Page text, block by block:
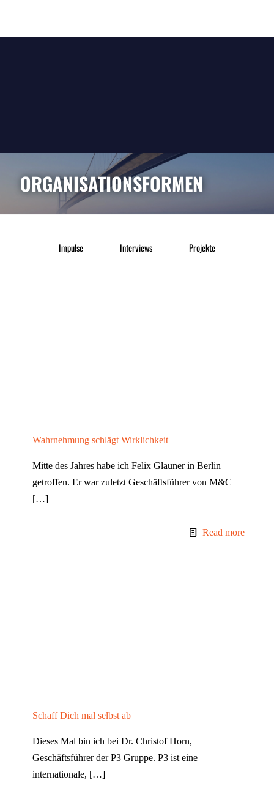
ORGANISATIONSFORMEN
Impulse Interviews Projekte
Wahrnehmung schlägt Wirklichkeit
Mitte des Jahres habe ich Felix Glauner in Berlin
getroffen. Er war zuletzt Geschäftsführer von M&C
[…]
Read more
Schaff Dich mal selbst ab
Dieses Mal bin ich bei Dr. Christof Horn,
Geschäftsführer der P3 Gruppe. P3 ist eine
internationale, […]